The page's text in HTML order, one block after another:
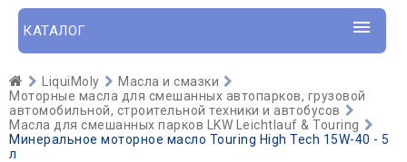
КАТАЛОГ
LiquiMoly
Масла и смазки
Моторные масла для смешанных автопарков, грузовой
автомобильной, строительной техники и автобусов
Масла для смешанных парков LKW Leichtlauf & Touring
Минеральное моторное масло Touring High Tech 15W-40 - 5
л